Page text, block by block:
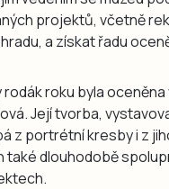
projektů, včetně
a získat řadu
rodák roku byla
Její tvorba,
z portrétní kresby i z
také dlouhodobě